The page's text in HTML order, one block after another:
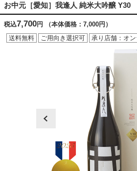
お中元［愛知］我逢人 純米大吟醸 Y30
税込7,700円
（本体価格：7,000円）
送料無料
ご用向き選択可 承り店舗：オ
prev